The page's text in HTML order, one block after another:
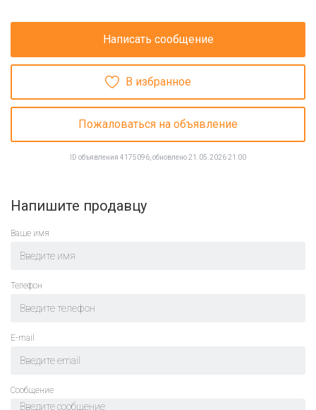
Написать сообщение
В избранное
Пожаловаться на объявление
ID объявления 4175096, обновлено 21.05.2026 21:00
Напишите продавцу
Ваше имя
Телефон
E-mail
Cообщение